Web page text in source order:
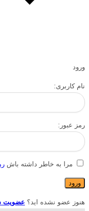
ورود
نام کاربری:
رمز عبور:
مرا به خاطر داشته باش
هنوز عضو نشده اید؟ عضویت